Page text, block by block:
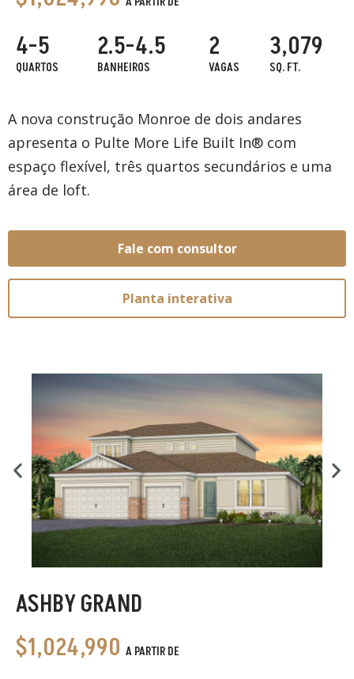
4-5
QUARTOS
2.5-4.5
BANHEIROS
2
VAGAS
3,079
SQ. FT.
A nova construção Monroe de dois andares
apresenta o Pulte More Life Built In® com
espaço flexível, três quartos secundários e uma
área de loft.
Fale com consultor
Planta interativa
ASHBY GRAND
$1,024,990 A PARTIR DE